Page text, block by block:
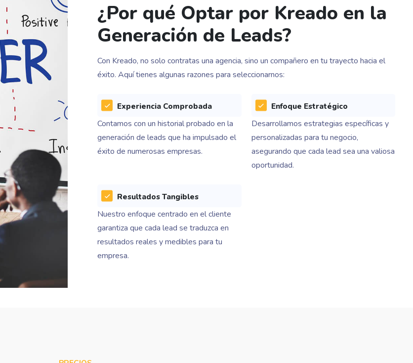
¿Por qué Optar por Kreado en la
Generación de Leads?
Con Kreado, no solo contratas una agencia, sino un compañero en tu trayecto hacia el
éxito. Aquí tienes algunas razones para seleccionarnos:
Experiencia Comprobada
Contamos con un historial probado en la
generación de leads que ha impulsado el
éxito de numerosas empresas.
Enfoque Estratégico
Desarrollamos estrategias específicas y
personalizadas para tu negocio,
asegurando que cada lead sea una valiosa
oportunidad.
Resultados Tangibles
Nuestro enfoque centrado en el cliente
garantiza que cada lead se traduzca en
resultados reales y medibles para tu
empresa.